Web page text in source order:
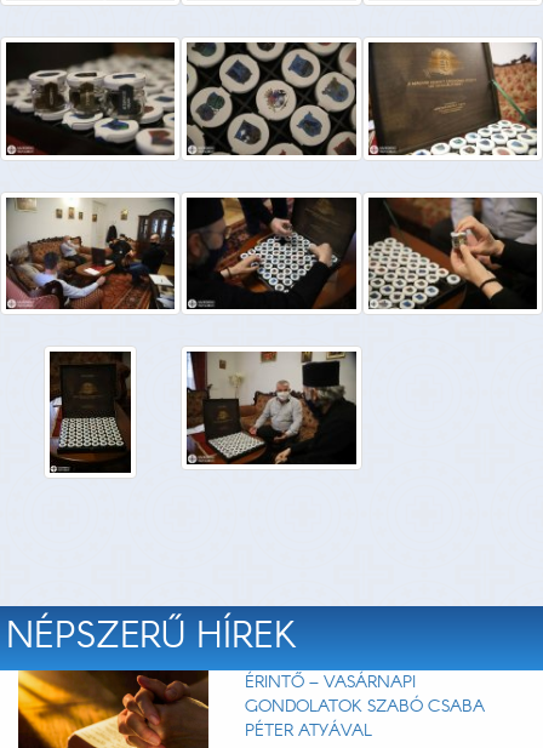
NÉPSZERŰ HÍREK
ÉRINTŐ – VASÁRNAPI
GONDOLATOK SZABÓ CSABA
PÉTER ATYÁVAL